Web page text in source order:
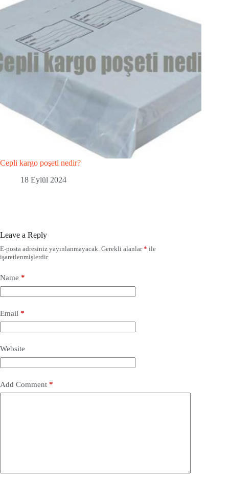
Cepli kargo poşeti nedir?
18 Eylül 2024
Leave a Reply
E-posta adresiniz yayınlanmayacak. Gerekli alanlar* ile
işaretlenmişlerdir
Name *
Email *
Website
Add Comment *